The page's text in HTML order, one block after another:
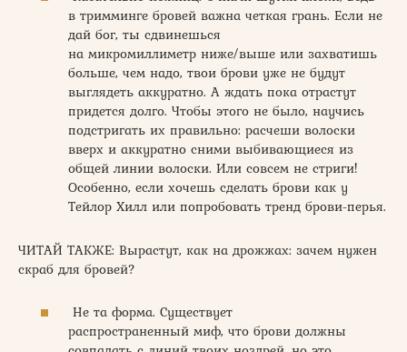
в тримминге бровей важна четкая грань. Если не
дай бог, ты сдвинешься
на микромиллиметр ниже/выше или захватишь
больше, чем надо, твои брови уже не будут
выглядеть аккуратно. А ждать пока отрастут
придется долго. Чтобы этого не было, научись
подстригать их правильно: расчеши волоски
вверх и аккуратно сними выбивающиеся из
общей линии волоски. Или совсем не стриги!
Особенно, если хочешь сделать брови как у
Тейлор Хилл или попробовать тренд брови-перья.
ЧИТАЙ ТАКЖЕ: Вырастут, как на дрожжах: зачем нужен
скраб для бровей?
Не та форма. Существует
распространенный миф, что брови должны